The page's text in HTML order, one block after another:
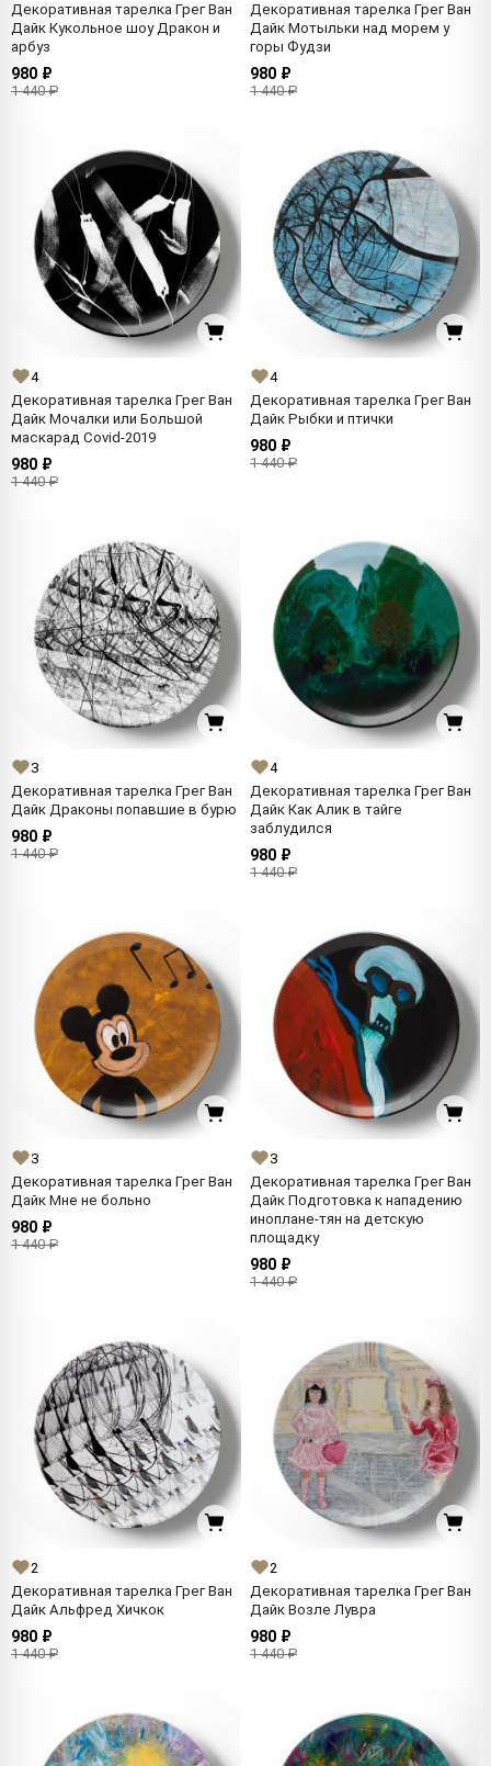
Декоративная тарелка Грег Ван
Дайк Кукольное шоу Дракон и
арбуз
980 ₽
1 440 ₽
Декоративная тарелка Грег Ван
Дайк Мотыльки над морем у
горы Фудзи
980 ₽
1 440 ₽
4
Декоративная тарелка Грег Ван
Дайк Мочалки или Большой
маскарад Covid-2019
980 ₽
1 440 ₽
4
Декоративная тарелка Грег Ван
Дайк Рыбки и птички
980 ₽
1 440 ₽
3
Декоративная тарелка Грег Ван
Дайк Драконы попавшие в бурю
980 ₽
1 440 ₽
4
Декоративная тарелка Грег Ван
Дайк Как Алик в тайге
заблудился
980 ₽
1 440 ₽
3
Декоративная тарелка Грег Ван
Дайк Мне не больно
980 ₽
1 440 ₽
3
Декоративная тарелка Грег Ван
Дайк Подготовка к нападению
иноплане-тян на детскую
площадку
980 ₽
1 440 ₽
2
Декоративная тарелка Грег Ван
Дайк Альфред Хичкок
980 ₽
1 440 ₽
2
Декоративная тарелка Грег Ван
Дайк Возле Лувра
980 ₽
1 440 ₽